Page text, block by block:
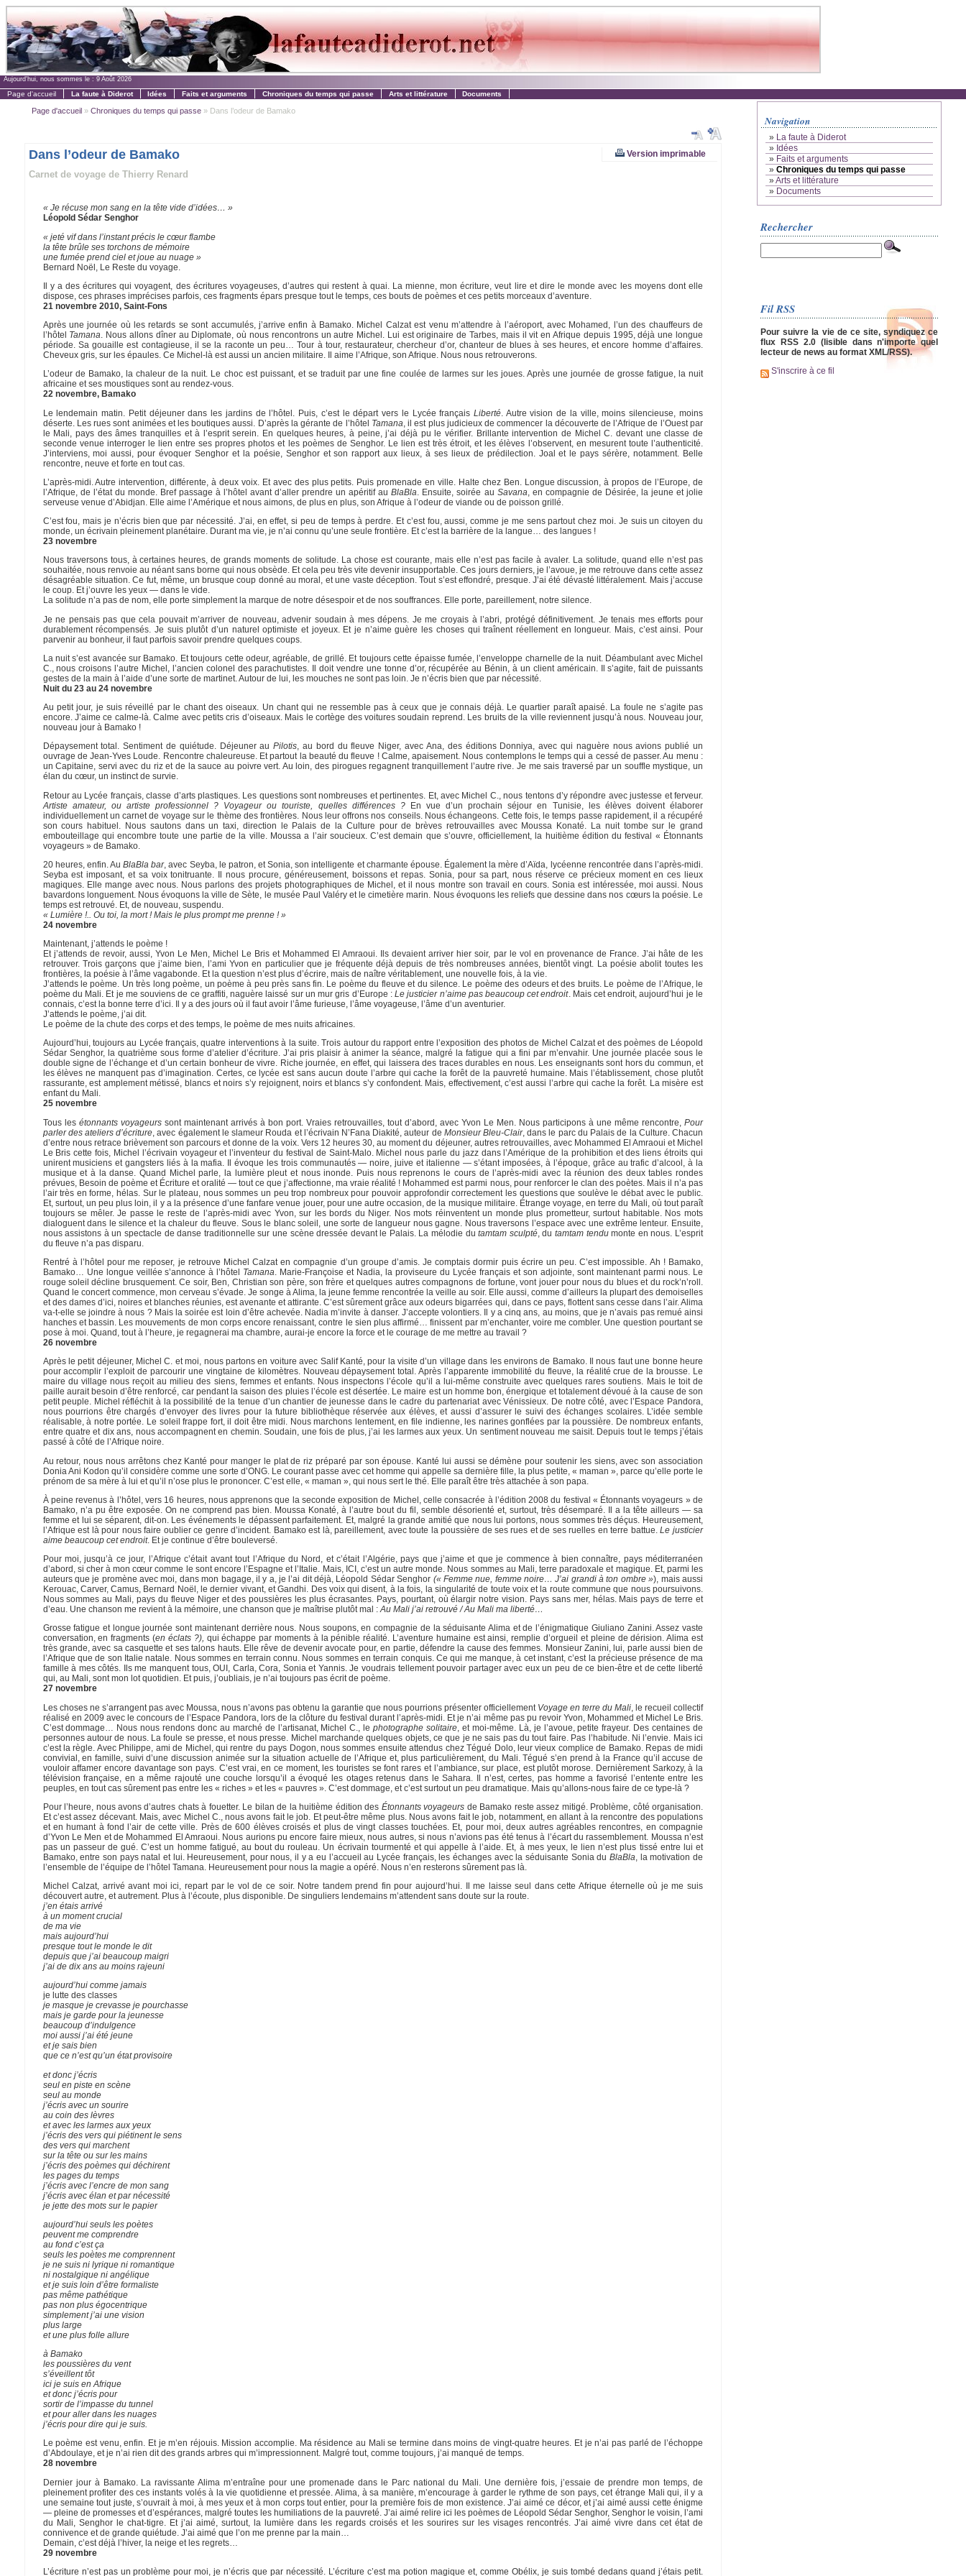
Aujourd'hui, nous sommes le : 9 Août 2026
Page d'accueil La faute à Diderot Idées Faits et arguments Chroniques du temps qui passe Arts et littérature Documents
Page d'accueil» Chroniques du temps qui passe» Dans l’odeur de Bamako
Version imprimable
Dans l’odeur de Bamako
Carnet de voyage de Thierry Renard
« Je récuse mon sang en la tête vide d’idées… »
Léopold Sédar Senghor
« jeté vif dans l’instant précis le cœur flambe
la tête brûle ses torchons de mémoire
une fumée prend ciel et joue au nuage »
Bernard Noël, Le Reste du voyage.
Il y a des écritures qui voyagent, des écritures voyageuses, d’autres qui restent à quai. La mienne, mon écriture, veut lire et dire le monde avec les moyens dont elle
dispose, ces phrases imprécises parfois, ces fragments épars presque tout le temps, ces bouts de poèmes et ces petits morceaux d’aventure.
21 novembre 2010, Saint-Fons
Après une journée où les retards se sont accumulés, j’arrive enfin à Bamako. Michel Calzat est venu m’attendre à l’aéroport, avec Mohamed, l’un des chauffeurs de
l’hôtel Tamana. Nous allons dîner au Diplomate, où nous rencontrons un autre Michel. Lui est originaire de Tarbes, mais il vit en Afrique depuis 1995, déjà une longue
période. Sa gouaille est contagieuse, il se la raconte un peu… Tour à tour, restaurateur, chercheur d’or, chanteur de blues à ses heures, et encore homme d’affaires.
Cheveux gris, sur les épaules. Ce Michel-là est aussi un ancien militaire. Il aime l’Afrique, son Afrique. Nous nous retrouverons.
L’odeur de Bamako, la chaleur de la nuit. Le choc est puissant, et se traduit par une fine coulée de larmes sur les joues. Après une journée de grosse fatigue, la nuit
africaine et ses moustiques sont au rendez-vous.
22 novembre, Bamako
Le lendemain matin. Petit déjeuner dans les jardins de l’hôtel. Puis, c’est le départ vers le Lycée français Liberté . Autre vision de la ville, moins silencieuse, moins
déserte. Les rues sont animées et les boutiques aussi. D’après la gérante de l’hôtel Tamana , il est plus judicieux de commencer la découverte de l’Afrique de l’Ouest par
le Mali, pays des âmes tranquilles et à l’esprit serein. En quelques heures, à peine, j’ai déjà pu le vérifier. Brillante intervention de Michel C. devant une classe de
seconde venue interroger le lien entre ses propres photos et les poèmes de Senghor. Le lien est très étroit, et les élèves l’observent, en mesurent toute l’authenticité.
J’interviens, moi aussi, pour évoquer Senghor et la poésie, Senghor et son rapport aux lieux, à ses lieux de prédilection. Joal et le pays sérère, notamment. Belle
rencontre, neuve et forte en tout cas.
L’après-midi. Autre intervention, différente, à deux voix. Et avec des plus petits. Puis promenade en ville. Halte chez Ben. Longue discussion, à propos de l’Europe, de
l’Afrique, de l’état du monde. Bref passage à l’hôtel avant d’aller prendre un apéritif auBlaBla. Ensuite, soirée au Savana, en compagnie de Désirée, la jeune et jolie
serveuse venue d’Abidjan. Elle aime l’Amérique et nous aimons, de plus en plus, son Afrique à l’odeur de viande ou de poisson grillé.
C’est fou, mais je n’écris bien que par nécessité. J’ai, en effet, si peu de temps à perdre. Et c’est fou, aussi, comme je me sens partout chez moi. Je suis un citoyen du
monde, un écrivain pleinement planétaire. Durant ma vie, je n’ai connu qu’une seule frontière. Et c’est la barrière de la langue… des langues !
23 novembre
Nous traversons tous, à certaines heures, de grands moments de solitude. La chose est courante, mais elle n’est pas facile à avaler. La solitude, quand elle n’est pas
souhaitée, nous renvoie au néant sans borne qui nous obsède. Et cela peu très vite devenir insupportable. Ces jours derniers, je l’avoue, je me retrouve dans cette assez
désagréable situation. Ce fut, même, un brusque coup donné au moral, et une vaste déception. Tout s’est effondré, presque. J’ai été dévasté littéralement. Mais j’accuse
le coup. Et j’ouvre les yeux — dans le vide.
La solitude n’a pas de nom, elle porte simplement la marque de notre désespoir et de nos souffrances. Elle porte, pareillement, notre silence.
Je ne pensais pas que cela pouvait m’arriver de nouveau, advenir soudain à mes dépens. Je me croyais à l’abri, protégé définitivement. Je tenais mes efforts pour
durablement récompensés. Je suis plutôt d’un naturel optimiste et joyeux. Et je n’aime guère les choses qui traînent réellement en longueur. Mais, c’est ainsi. Pour
parvenir au bonheur, il faut parfois savoir prendre quelques coups.
La nuit s’est avancée sur Bamako. Et toujours cette odeur, agréable, de grillé. Et toujours cette épaisse fumée, l’enveloppe charnelle de la nuit. Déambulant avec Michel
C., nous croisons l’autre Michel, l’ancien colonel des parachutistes. Il doit vendre une tonne d’or, récupérée au Bénin, à un client américain. Il s’agite, fait de puissants
gestes de la main à l’aide d’une sorte de martinet. Autour de lui, les mouches ne sont pas loin. Je n’écris bien que par nécessité.
Nuit du 23 au 24 novembre
Au petit jour, je suis réveillé par le chant des oiseaux. Un chant qui ne ressemble pas à ceux que je connais déjà. Le quartier paraît apaisé. La foule ne s’agite pas
encore. J’aime ce calme-là. Calme avec petits cris d’oiseaux. Mais le cortège des voitures soudain reprend. Les bruits de la ville reviennent jusqu’à nous. Nouveau jour,
nouveau jour à Bamako !
Dépaysement total. Sentiment de quiétude. Déjeuner auPilotis, au bord du fleuve Niger, avec Ana, des éditions Donniya, avec qui naguère nous avions publié un
ouvrage de Jean-Yves Loude. Rencontre chaleureuse. Et partout la beauté du fleuve ! Calme, apaisement. Nous contemplons le temps qui a cessé de passer. Au menu :
un Capitaine, servi avec du riz et de la sauce au poivre vert. Au loin, des pirogues regagnent tranquillement l’autre rive. Je me sais traversé par un souffle mystique, un
élan du cœur, un instinct de survie.
Retour au Lycée français, classe d’arts plastiques. Les questions sont nombreuses et pertinentes. Et, avec Michel C., nous tentons d’y répondre avec justesse et ferveur.
Artiste amateur, ou artiste professionnel ? Voyageur ou touriste, quelles différences ?En vue d’un prochain séjour en Tunisie, les élèves doivent élaborer
individuellement un carnet de voyage sur le thème des frontières. Nous leur offrons nos conseils. Nous échangeons. Cette fois, le temps passe rapidement, il a récupéré
son cours habituel. Nous sautons dans un taxi, direction le Palais de la Culture pour de brèves retrouvailles avec Moussa Konaté. La nuit tombe sur le grand
embouteillage qui encombre toute une partie de la ville. Moussa a l’air soucieux. C’est demain que s’ouvre, officiellement, la huitième édition du festival « Étonnants
voyageurs » de Bamako.
20 heures, enfin. AuBlaBla bar, avec Seyba, le patron, et Sonia, son intelligente et charmante épouse. Également la mère d’Aïda, lycéenne rencontrée dans l’après-midi.
Seyba est imposant, et sa voix tonitruante. Il nous procure, généreusement, boissons et repas. Sonia, pour sa part, nous réserve ce précieux moment en ces lieux
magiques. Elle mange avec nous. Nous parlons des projets photographiques de Michel, et il nous montre son travail en cours. Sonia est intéressée, moi aussi. Nous
bavardons longuement. Nous évoquons la ville de Sète, le musée Paul Valéry et le cimetière marin. Nous évoquons les reliefs que dessine dans nos cœurs la poésie. Le
temps est retrouvé. Et, de nouveau, suspendu.
« Lumière !.. Ou toi, la mort ! Mais le plus prompt me prenne ! »
24 novembre
Maintenant, j’attends le poème !
Et j’attends de revoir, aussi, Yvon Le Men, Michel Le Bris et Mohammed El Amraoui. Ils devaient arriver hier soir, par le vol en provenance de France. J’ai hâte de les
retrouver. Trois garçons que j’aime bien, l’ami Yvon en particulier que je fréquente déjà depuis de très nombreuses années, bientôt vingt. La poésie abolit toutes les
frontières, la poésie à l’âme vagabonde. Et la question n’est plus d’écrire, mais de naître véritablement, une nouvelle fois, à la vie.
J’attends le poème. Un très long poème, un poème à peu près sans fin. Le poème du fleuve et du silence. Le poème des odeurs et des bruits. Le poème de l’Afrique, le
poème du Mali. Et je me souviens de ce graffiti, naguère laissé sur un mur gris d’Europe :Le justicier n’aime pas beaucoup cet endroit. Mais cet endroit, aujourd’hui je le
connais, c’est la bonne terre d’ici. Il y a des jours où il faut avoir l’âme furieuse, l’âme voyageuse, l’âme d’un aventurier.
J’attends le poème, j’ai dit.
Le poème de la chute des corps et des temps, le poème de mes nuits africaines.
Aujourd’hui, toujours au Lycée français, quatre interventions à la suite. Trois autour du rapport entre l’exposition des photos de Michel Calzat et des poèmes de Léopold
Sédar Senghor, la quatrième sous forme d’atelier d’écriture. J’ai pris plaisir à animer la séance, malgré la fatigue qui a fini par m’envahir. Une journée placée sous le
double signe de l’échange et d’un certain bonheur de vivre. Riche journée, en effet, qui laissera des traces durables en nous. Les enseignants sont hors du commun, et
les élèves ne manquent pas d’imagination. Certes, ce lycée est sans aucun doute l’arbre qui cache la forêt de la pauvreté humaine. Mais l’établissement, chose plutôt
rassurante, est amplement métissé, blancs et noirs s’y rejoignent, noirs et blancs s’y confondent. Mais, effectivement, c’est aussi l’arbre qui cache la forêt. La misère est
enfant du Mali.
25 novembre
Tous les étonnants voyageurssont maintenant arrivés à bon port. Vraies retrouvailles, tout d’abord, avec Yvon Le Men. Nous participons à une même rencontre, Pour
parler des ateliers d’écriture , avec également le slameur Rouda et l’écrivain N’Fana Diakité, auteur de Monsieur Bleu-Clair, dans le parc du Palais de la Culture. Chacun
d’entre nous retrace brièvement son parcours et donne de la voix. Vers 12 heures 30, au moment du déjeuner, autres retrouvailles, avec Mohammed El Amraoui et Michel
Le Bris cette fois, Michel l’écrivain voyageur et l’inventeur du festival de Saint-Malo. Michel nous parle du jazz dans l’Amérique de la prohibition et des liens étroits qui
unirent musiciens et gangsters liés à la mafia. Il évoque les trois communautés — noire, juive et italienne — s’étant imposées, à l’époque, grâce au trafic d’alcool, à la
musique et à la danse. Quand Michel parle, la lumière pleut et nous inonde. Puis nous reprenons le cours de l’après-midi avec la réunion des deux tables rondes
prévues, Besoin de poème et Écriture et oralité — tout ce que j’affectionne, ma vraie réalité ! Mohammed est parmi nous, pour renforcer le clan des poètes. Mais il n’a pas
l’air très en forme, hélas. Sur le plateau, nous sommes un peu trop nombreux pour pouvoir approfondir correctement les questions que soulève le débat avec le public.
Et, surtout, un peu plus loin, il y a la présence d’une fanfare venue jouer, pour une autre occasion, de la musique militaire. Étrange voyage, en terre du Mali, où tout paraît
toujours se mêler. Je passe le reste de l’après-midi avec Yvon, sur les bords du Niger. Nos mots réinventent un monde plus prometteur, surtout habitable. Nos mots
dialoguent dans le silence et la chaleur du fleuve. Sous le blanc soleil, une sorte de langueur nous gagne. Nous traversons l’espace avec une extrême lenteur. Ensuite,
nous assistons à un spectacle de danse traditionnelle sur une scène dressée devant le Palais. La mélodie dutamtam sculpté, dutamtam tendumonte en nous. L’esprit
du fleuve n’a pas disparu.
Rentré à l’hôtel pour me reposer, je retrouve Michel Calzat en compagnie d’un groupe d’amis. Je comptais dormir puis écrire un peu. C’est impossible. Ah ! Bamako,
Bamako… Une longue veillée s’annonce à l’hôtel Tamana. Marie-Françoise et Nadia, la proviseure du Lycée français et son adjointe, sont maintenant parmi nous. Le
rouge soleil décline brusquement. Ce soir, Ben, Christian son père, son frère et quelques autres compagnons de fortune, vont jouer pour nous du blues et du rock’n’roll.
Quand le concert commence, mon cerveau s’évade. Je songe à Alima, la jeune femme rencontrée la veille au soir. Elle aussi, comme d’ailleurs la plupart des demoiselles
et des dames d’ici, noires et blanches réunies, est avenante et attirante. C’est sûrement grâce aux odeurs bigarrées qui, dans ce pays, flottent sans cesse dans l’air. Alima
va-t-elle se joindre à nous ? Mais la soirée est loin d’être achevée. Nadia m’invite à danser. J’accepte volontiers. Il y a cinq ans, au moins, que je n’avais pas remué ainsi
hanches et bassin. Les mouvements de mon corps encore renaissant, contre le sien plus affirmé… finissent par m’enchanter, voire me combler. Une question pourtant se
pose à moi. Quand, tout à l’heure, je regagnerai ma chambre, aurai-je encore la force et le courage de me mettre au travail ?
26 novembre
Après le petit déjeuner, Michel C. et moi, nous partons en voiture avec Salif Kanté, pour la visite d’un village dans les environs de Bamako. Il nous faut une bonne heure
pour accomplir l’exploit de parcourir une vingtaine de kilomètres. Nouveau dépaysement total. Après l’apparente immobilité du fleuve, la réalité crue de la brousse. Le
maire du village nous reçoit au milieu des siens, femmes et enfants. Nous inspectons l’école qu’il a lui-même construite avec quelques rares soutiens. Mais le toit de
paille aurait besoin d’être renforcé, car pendant la saison des pluies l’école est désertée. Le maire est un homme bon, énergique et totalement dévoué à la cause de son
petit peuple. Michel réfléchit à la possibilité de la tenue d’un chantier de jeunesse dans le cadre du partenariat avec Vénissieux. De notre côté, avec l’Espace Pandora,
nous pourrions être chargés d’envoyer des livres pour la future bibliothèque réservée aux élèves, et aussi d’assurer le suivi des échanges scolaires. L’idée semble
réalisable, à notre portée. Le soleil frappe fort, il doit être midi. Nous marchons lentement, en file indienne, les narines gonflées par la poussière. De nombreux enfants,
entre quatre et dix ans, nous accompagnent en chemin. Soudain, une fois de plus, j’ai les larmes aux yeux. Un sentiment nouveau me saisit. Depuis tout le temps j’étais
passé à côté de l’Afrique noire.
Au retour, nous nous arrêtons chez Kanté pour manger le plat de riz préparé par son épouse. Kanté lui aussi se démène pour soutenir les siens, avec son association
Donia Ani Kodon qu’il considère comme une sorte d’ONG. Le courant passe avec cet homme qui appelle sa dernière fille, la plus petite, « maman », parce qu’elle porte le
prénom de sa mère à lui et qu’il n’ose plus le prononcer. C’est elle, « maman », qui nous sert le thé. Elle paraît être très attachée à son papa.
À peine revenus à l’hôtel, vers 16 heures, nous apprenons que la seconde exposition de Michel, celle consacrée à l’édition 2008 du festival « Étonnants voyageurs » de
Bamako, n’a pu être exposée. On ne comprend pas bien. Moussa Konaté, à l’autre bout du fil, semble désorienté et, surtout, très désemparé. Il a la tête ailleurs — sa
femme et lui se séparent, dit-on. Les événements le dépassent parfaitement. Et, malgré la grande amitié que nous lui portons, nous sommes très déçus. Heureusement,
l’Afrique est là pour nous faire oublier ce genre d’incident. Bamako est là, pareillement, avec toute la poussière de ses rues et de ses ruelles en terre battue.Le justicier
aime beaucoup cet endroit. Et je continue d’être bouleversé.
Pour moi, jusqu’à ce jour, l’Afrique c’était avant tout l’Afrique du Nord, et c’était l’Algérie, pays que j’aime et que je commence à bien connaître, pays méditerranéen
d’abord, si cher à mon cœur comme le sont encore l’Espagne et l’Italie. Mais, ICI, c’est un autre monde. Nous sommes au Mali, terre paradoxale et magique. Et, parmi les
auteurs que je promène avec moi, dans mon bagage, il y a, je l’ai dit déjà, Léopold Sédar Senghor (« Femme nue, femme noire… J’ai grandi à ton ombre »), mais aussi
Kerouac, Carver, Camus, Bernard Noël, le dernier vivant, et Gandhi. Des voix qui disent, à la fois, la singularité de toute voix et la route commune que nous poursuivons.
Nous sommes au Mali, pays du fleuve Niger et des poussières les plus écrasantes. Pays, pourtant, où élargir notre vision. Pays sans mer, hélas. Mais pays de terre et
d’eau. Une chanson me revient à la mémoire, une chanson que je maîtrise plutôt mal :Au Mali j’ai retrouvé / Au Mali ma liberté…
Grosse fatigue et longue journée sont maintenant derrière nous. Nous soupons, en compagnie de la séduisante Alima et de l’énigmatique Giuliano Zanini. Assez vaste
conversation, en fragments (en éclats ?), qui échappe par moments à la pénible réalité. L’aventure humaine est ainsi, remplie d’orgueil et pleine de dérision. Alima est
très grande, avec sa casquette et ses talons hauts. Elle rêve de devenir avocate pour, en partie, défendre la cause des femmes. Monsieur Zanini, lui, parle aussi bien de
l’Afrique que de son Italie natale. Nous sommes en terrain connu. Nous sommes en terrain conquis. Ce qui me manque, à cet instant, c’est la précieuse présence de ma
famille à mes côtés. Ils me manquent tous, OUI, Carla, Cora, Sonia et Yannis. Je voudrais tellement pouvoir partager avec eux un peu de ce bien-être et de cette liberté
qui, au Mali, sont mon lot quotidien. Et puis, j’oubliais, je n’ai toujours pas écrit de poème.
27 novembre
Les choses ne s’arrangent pas avec Moussa, nous n’avons pas obtenu la garantie que nous pourrions présenter officiellement Voyage en terre du Mali, le recueil collectif
réalisé en 2009 avec le concours de l’Espace Pandora, lors de la clôture du festival durant l’après-midi. Et je n’ai même pas pu revoir Yvon, Mohammed et Michel Le Bris.
C’est dommage… Nous nous rendons donc au marché de l’artisanat, Michel C., lephotographe solitaire , et moi-même. Là, je l’avoue, petite frayeur. Des centaines de
personnes autour de nous. La foule se presse, et nous presse. Michel marchande quelques objets, ce que je ne sais pas du tout faire. Pas l’habitude. Ni l’envie. Mais ici
c’est la règle. Avec Philippe, ami de Michel, qui rentre du pays Dogon, nous sommes ensuite attendus chez Tégué Dolo, leur vieux complice de Bamako. Repas de midi
convivial, en famille, suivi d’une discussion animée sur la situation actuelle de l’Afrique et, plus particulièrement, du Mali. Tégué s’en prend à la France qu’il accuse de
vouloir affamer encore davantage son pays. C’est vrai, en ce moment, les touristes se font rares et l’ambiance, sur place, est plutôt morose. Dernièrement Sarkozy, à la
télévision française, en a même rajouté une couche lorsqu’il a évoqué les otages retenus dans le Sahara. Il n’est, certes, pas homme a favorisé l’entente entre les
peuples, en tout cas sûrement pas entre les « riches » et les « pauvres ». C’est dommage, et c’est surtout un peu dramatique. Mais qu’allons-nous faire de ce type-là ?
Pour l’heure, nous avons d’autres chats à fouetter. Le bilan de la huitième édition des Étonnants voyageurs de Bamako reste assez mitigé. Problème, côté organisation.
Et c’est assez décevant. Mais, avec Michel C., nous avons fait le job. Et peut-être même plus. Nous avons fait le job, notamment, en allant à la rencontre des populations
et en humant à fond l’air de cette ville. Près de 600 élèves croisés et plus de vingt classes touchées. Et, pour moi, deux autres agréables rencontres, en compagnie
d’Yvon Le Men et de Mohammed El Amraoui. Nous aurions pu encore faire mieux, nous autres, si nous n’avions pas été tenus à l’écart du rassemblement. Moussa n’est
pas un passeur de gué. C’est un homme fatigué, au bout du rouleau. Un écrivain tourmenté et qui appelle à l’aide. Et, à mes yeux, le lien n’est plus tissé entre lui et
Bamako, entre son pays natal et lui. Heureusement, pour nous, il y a eu l’accueil au Lycée français, les échanges avec la séduisante Sonia du BlaBla, la motivation de
l’ensemble de l’équipe de l’hôtel Tamana. Heureusement pour nous la magie a opéré. Nous n’en resterons sûrement pas là.
Michel Calzat, arrivé avant moi ici, repart par le vol de ce soir. Notre tandem prend fin pour aujourd’hui. Il me laisse seul dans cette Afrique éternelle où je me suis
découvert autre, et autrement. Plus à l’écoute, plus disponible. De singuliers lendemains m’attendent sans doute sur la route.
j’en étais arrivé
à un moment crucial
de ma vie
mais aujourd’hui
presque tout le monde le dit
depuis que j’ai beaucoup maigri
j’ai de dix ans au moins rajeuni
aujourd’hui comme jamais
je lutte des classes
je masque je crevasse je pourchasse
mais je garde pour la jeunesse
beaucoup d’indulgence
moi aussi j’ai été jeune
et je sais bien
que ce n’est qu’un état provisoire
et donc j’écris
seul en piste en scène
seul au monde
j’écris avec un sourire
au coin des lèvres
et avec les larmes aux yeux
j’écris des vers qui piétinent le sens
des vers qui marchent
sur la tête ou sur les mains
j’écris des poèmes qui déchirent
les pages du temps
j’écris avec l’encre de mon sang
j’écris avec élan et par nécessité
je jette des mots sur le papier
aujourd’hui seuls les poètes
peuvent me comprendre
au fond c’est ça
seuls les poètes me comprennent
je ne suis ni lyrique ni romantique
ni nostalgique ni angélique
et je suis loin d’être formaliste
pas même pathétique
pas non plus égocentrique
simplement j’ai une vision
plus large
et une plus folle allure
à Bamako
les poussières du vent
s’éveillent tôt
ici je suis en Afrique
et donc j’écris pour
sortir de l’impasse du tunnel
et pour aller dans les nuages
j’écris pour dire qui je suis.
Le poème est venu, enfin. Et je m’en réjouis. Mission accomplie. Ma résidence au Mali se termine dans moins de vingt-quatre heures. Et je n’ai pas parlé de l’échoppe
d’Abdoulaye, et je n’ai rien dit des grands arbres qui m’impressionnent. Malgré tout, comme toujours, j’ai manqué de temps.
28 novembre
Dernier jour à Bamako. La ravissante Alima m’entraîne pour une promenade dans le Parc national du Mali. Une dernière fois, j’essaie de prendre mon temps, de
pleinement profiter des ces instants volés à la vie quotidienne et pressée. Alima, à sa manière, m’encourage à garder le rythme de son pays, cet étrange Mali qui, il y a
une semaine tout juste, s’ouvrait à moi, à mes yeux et à mon corps tout entier, pour la première fois de mon existence. J’ai aimé ce décor, et j’ai aimé aussi cette énigme
— pleine de promesses et d’espérances, malgré toutes les humiliations de la pauvreté. J’ai aimé relire ici les poèmes de Léopold Sédar Senghor, Senghor le voisin, l’ami
du Mali, Senghor le chat-tigre. Et j’ai aimé, surtout, la lumière dans les regards croisés et les sourires sur les visages rencontrés. J’ai aimé vivre dans cet état de
connivence et de grande quiétude. J’ai aimé que l’on me prenne par la main…
Demain, c’est déjà l’hiver, la neige et les regrets…
29 novembre
L’écriture n’est pas un problème pour moi, je n’écris que par nécessité. L’écriture c’est ma potion magique et, comme Obélix, je suis tombé dedans quand j’étais petit.
Navigation
» La faute à Diderot
» Idées
» Faits et arguments
» Chroniques du temps qui passe
»Arts et littérature
» Documents
Rechercher
Fil RSS
Pour suivre la vie de ce site, syndiquez ce
flux RSS 2.0 (lisible dans n'importe quel
lecteur de news au format XML/RSS).
S'inscrire à ce fil